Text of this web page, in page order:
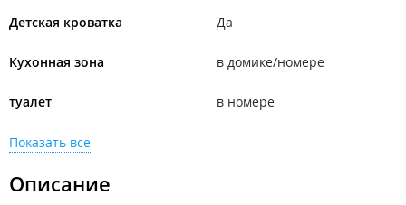
Детская кроватка Да
Кухонная зона в домике/номере
туалет в номере
Показать все
Описание